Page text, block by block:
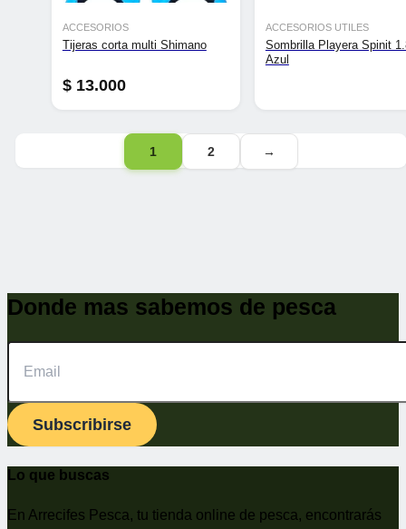
ACCESORIOS
Tijeras corta multi Shimano
$13.000
ACCESORIOS UTILES
Sombrilla Playera Spinit
Azul
1 2 →
Donde mas sabemos de pesca
Subscribirse
Lo que buscas
En Arrecifes Pesca, tu tienda online de pesca, encontrarás